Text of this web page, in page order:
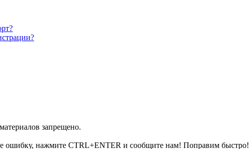
запрещено.
ошибку, нажмите CTRL+ENTER и сообщите нам! Поправим быстро!